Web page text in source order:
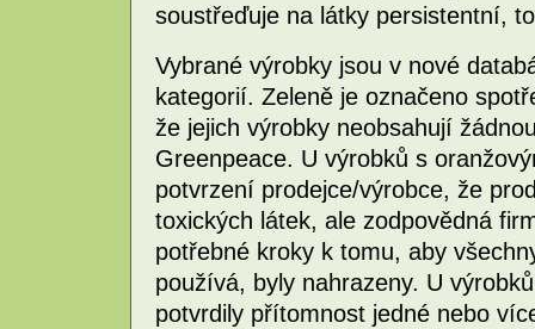
soustřeďuje na látky persistentní,
Vybrané výrobky jsou v nové
kategorií. Zeleně je označeno
že jejich výrobky neobsahují
Greenpeace. U výrobků s
potvrzení prodejce/výrobce, že
toxických látek, ale zodpovědná
potřebné kroky k tomu, aby
používá, byly nahrazeny. U
potvrdily přítomnost jedné nebo